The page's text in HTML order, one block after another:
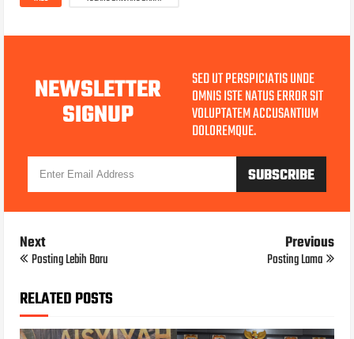
NEWSLETTER
SIGNUP
SED UT PERSPICIATIS UNDE
OMNIS ISTE NATUS ERROR SIT
VOLUPTATEM ACCUSANTIUM
DOLOREMQUE.
Next
Posting Lebih Baru
Previous
Posting Lama
RELATED POSTS